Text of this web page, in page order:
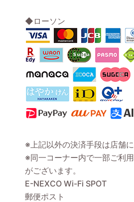
◆ローソン
※上記以外の決済手段は店舗
※同一コーナー内で一部ご利
がございます。
E-NEXCO Wi-Fi SPOT
郵便ポスト